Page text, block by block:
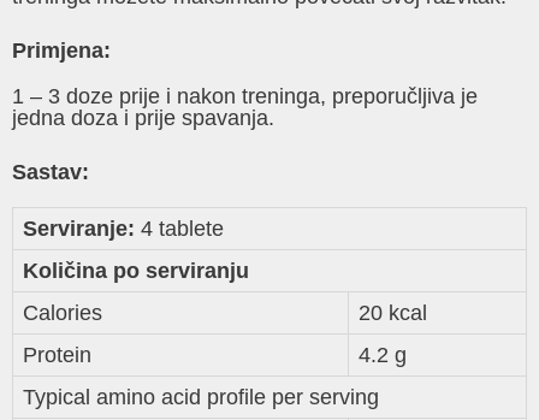
Primjena:
1 – 3 doze prije i nakon treninga, preporučljiva je
jedna doza i prije spavanja.
Sastav:
Serviranje: 4 tablete
Količina po serviranju
Calories
20 kcal
Protein
4.2 g
Typical amino acid profile per serving